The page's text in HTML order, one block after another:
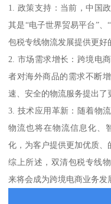
1. 政策支持：当前，中国
其是“电子世界贸易平台”
包税专线物流发展提供更好
2. 市场需求增长：跨境电
者对海外商品的需求不断
速、安全的物流服务提出了
3. 技术应用革新：随着物
物流也将在物流信息化、
化，为客户提供更加优质、
综上所述，双清包税专线
来将会成为跨境电商业务发